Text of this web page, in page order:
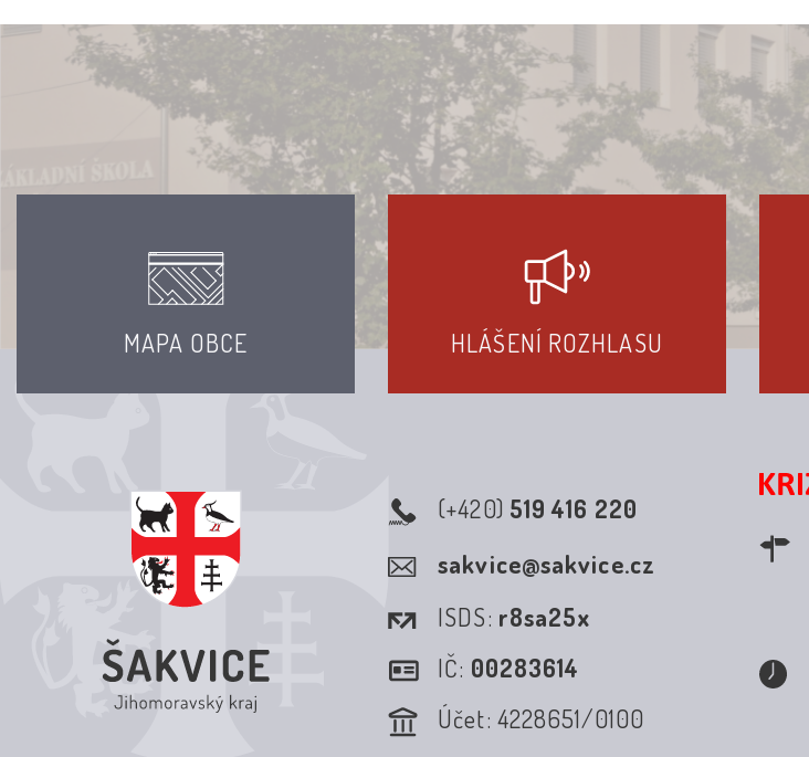
MAPA OBCE HLÁŠENÍ ROZHLASU
(+420) 519 416 220
sakvice@sakvice.cz
ISDS: r8sa25x
IČ: 00283614
Účet: 4228651/0100